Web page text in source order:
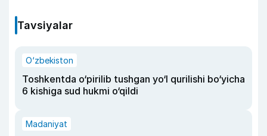
Tavsiyalar
O‘zbekiston
Toshkentda o‘pirilib tushgan yo‘l qurilishi bo‘yicha
6 kishiga sud hukmi o‘qildi
Madaniyat